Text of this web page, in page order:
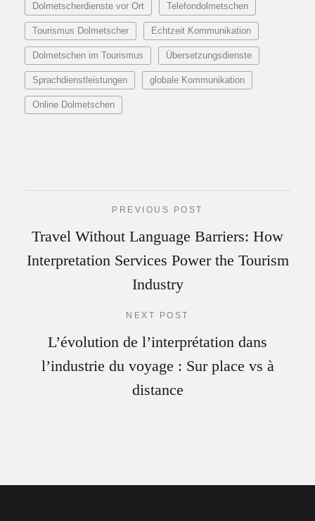
Dolmetscherdienste vor Ort Telefondolmetschen
Tourismus Dolmetscher Echtzeit Kommunikation
Dolmetschen im Tourismus Übersetzungsdienste
Sprachdienstleistungen globale Kommunikation
Online Dolmetschen
PREVIOUS POST
Travel Without Language Barriers: How
Interpretation Services Power the Tourism
Industry
NEXT POST
L’évolution de l’interprétation dans
l’industrie du voyage : Sur place vs à
distance